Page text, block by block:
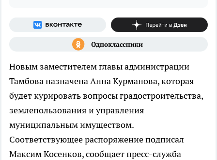
Новым заместителем главы администрации
Тамбова назначена Анна Курманова, которая
будет курировать вопросы градостроительства,
землепользования и управления
муниципальным имуществом.
Соответствующее распоряжение подписал
Максим Косенков, сообщает пресс-служба